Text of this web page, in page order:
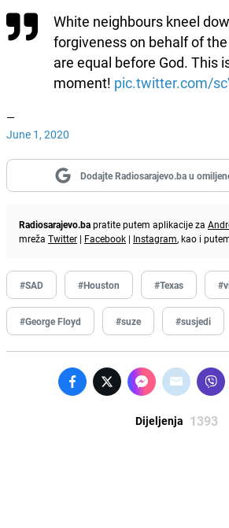
White neighbours kneel
forgiveness on behalf of
are equal before God. This
moment! pic.twitter.com/
—
June 1, 2020
Dodajte Radiosarajevo.ba u
Radiosarajevo.bapratite putem aplikacije za
mreža Twitter | Facebook | Instagram, kao i
#SAD #Houston #Texas
#George Floyd #suze #susjedi
Dijeljenja 1393